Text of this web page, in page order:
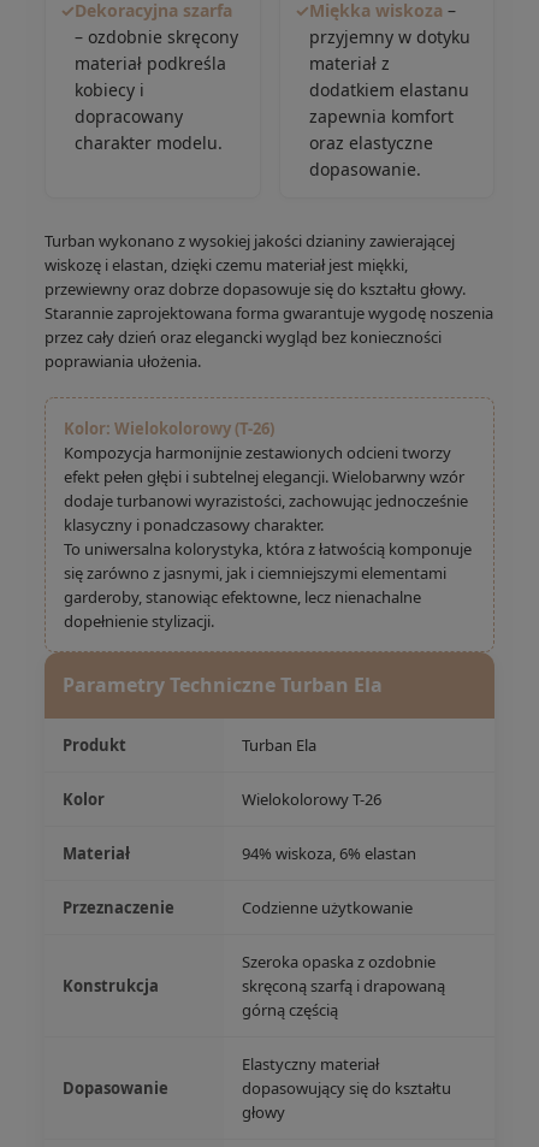
✓Dekoracyjna szarfa
– ozdobnie skręcony
materiał podkreśla
kobiecy i
dopracowany
charakter modelu.
✓Miękka wiskoza –
przyjemny w dotyku
materiał z
dodatkiem elastanu
zapewnia komfort
oraz elastyczne
dopasowanie.
Turban wykonano z wysokiej jakości dzianiny zawierającej
wiskozę i elastan, dzięki czemu materiał jest miękki,
przewiewny oraz dobrze dopasowuje się do kształtu głowy.
Starannie zaprojektowana forma gwarantuje wygodę noszenia
przez cały dzień oraz elegancki wygląd bez konieczności
poprawiania ułożenia.
Kolor: Wielokolorowy (T-26)
Kompozycja harmonijnie zestawionych odcieni tworzy
efekt pełen głębi i subtelnej elegancji. Wielobarwny wzór
dodaje turbanowi wyrazistości, zachowując jednocześnie
klasyczny i ponadczasowy charakter.
To uniwersalna kolorystyka, która z łatwością komponuje
się zarówno z jasnymi, jak i ciemniejszymi elementami
garderoby, stanowiąc efektowne, lecz nienachalne
dopełnienie stylizacji.
Parametry Techniczne Turban Ela
Produkt Turban Ela
Kolor Wielokolorowy T-26
Materiał 94% wiskoza, 6% elastan
Przeznaczenie Codzienne użytkowanie
Konstrukcja
Szeroka opaska z ozdobnie
skręconą szarfą i drapowaną
górną częścią
Dopasowanie
Elastyczny materiał
dopasowujący się do kształtu
głowy